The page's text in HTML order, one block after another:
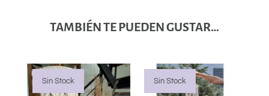
TAMBIÉN TE PUEDEN GUSTAR…
Sin Stock Sin Stock